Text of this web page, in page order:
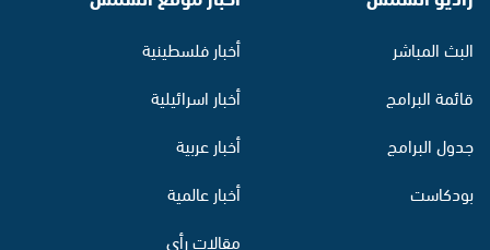
البث المباشر
قائمة البرامج
جدول البرامج
بودكاست
أخبار فلسطينية
أخبار اسرائيلية
أخبار عربية
أخبار عالمية
مقالات رأي